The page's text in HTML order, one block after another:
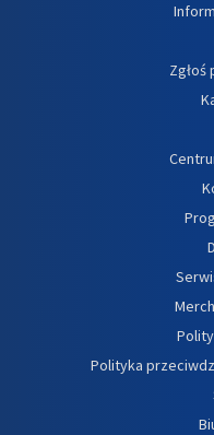
Zgłoś
Polityka